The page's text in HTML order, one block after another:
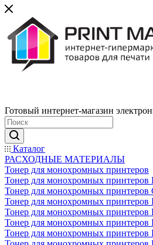
Готовый интернет-магазин
Каталог
РАСХОДНЫЕ МАТЕРИАЛЫ
Тонер для монохромных принтеров
Тонер для монохромных принтеров
Тонер для монохромных принтеров
Тонер для монохромных принтеров
Тонер для монохромных принтеров
Тонер для монохромных принтеров
Тонер для монохромных принтеров